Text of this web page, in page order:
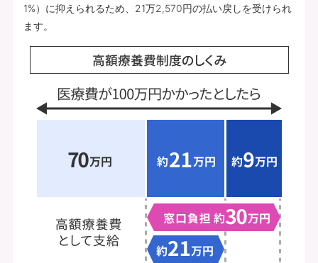
1%）に抑えられるため、21万2,570円の払い戻しを受けられ
ます。